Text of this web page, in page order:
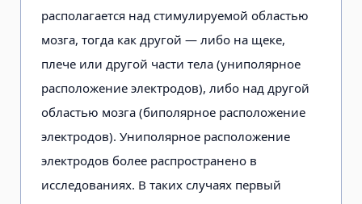
располагается над стимулируемой областью
мозга, тогда как другой — либо на щеке,
плече или другой части тела (униполярное
расположение электродов), либо над другой
областью мозга (биполярное расположение
электродов). Униполярное расположение
электродов более распространено в
исследованиях. В таких случаях первый